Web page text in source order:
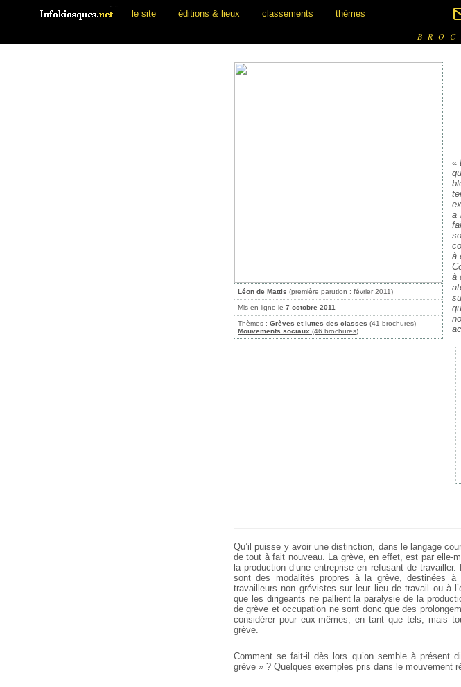
le site éditions & lieux classements thèmes
Léon de Mattis (première parution : février 2011)
Mis en ligne le 7 octobre 2011
Thèmes : Grèves et luttes des classes (41 brochures)
Mouvements sociaux (46 brochures)
«
a
à
à
Qu’il puisse y avoir une distinction, dans le langage
de tout à fait nouveau. La grève, en effet, est par elle-
la production d’une entreprise en refusant de
sont des modalités propres à la grève, destinées à
travailleurs non grévistes sur leur lieu de travail ou à
que les dirigeants ne pallient la paralysie de la
de grève et occupation ne sont donc que des
considérer pour eux-mêmes, en tant que tels, mais
grève.
Comment se fait-il dès lors qu’on semble à présent
grève » ? Quelques exemples pris dans le mouvement